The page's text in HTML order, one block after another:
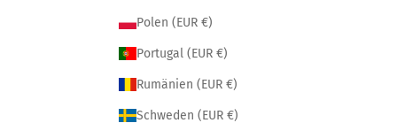
Polen (EUR €)
Portugal (EUR €)
Rumänien (EUR €)
Schweden (EUR €)